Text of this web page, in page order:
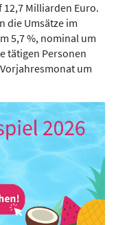
12,7 Milliarden Euro.
die Umsätze im
5,7 %, nominal um
tätigen Personen
um